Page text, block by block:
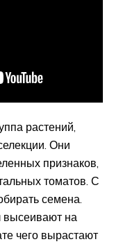
растений,
Они
признаков,
томатов. С
семена.
высеивают на
чего вырастают